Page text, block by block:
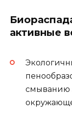
активные
смыванию